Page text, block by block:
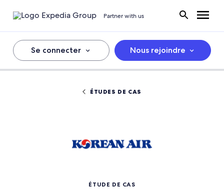
Partner with us
Se connecter Nous rejoindre
ÉTUDES DE CAS
ÉTUDE DE CAS